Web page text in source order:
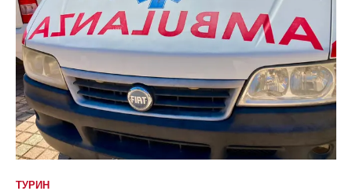
ТУРИН